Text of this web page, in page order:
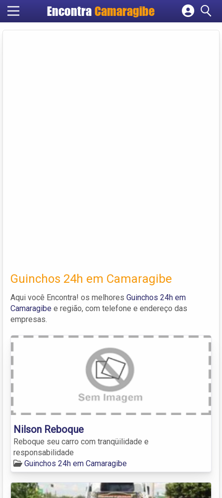
Encontra Camaragibe
Cadastrar empresa
Guinchos 24h em Camaragibe
Aqui você Encontra! os melhores Guinchos 24h em
Camaragibe e região, com telefone e endereço das
empresas.
Nilson Reboque
Reboque seu carro com tranqüilidade e
responsabilidade
Guinchos 24h em Camaragibe